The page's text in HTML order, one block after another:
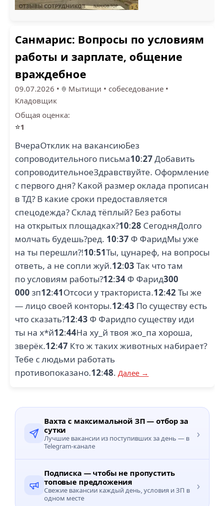
Санмарис: Вопросы по условиям
работы и зарплате, общение
враждебное
09.07.2026 • Мытищи • собеседование •
Кладовщик
Общая оценка:
⭐1
ВчераОтклик на вакансиюБез
сопроводительного письма10:27Добавить
сопроводительноеЗдравствуйте. Оформление
с первого дня? Какой размер оклада прописан
в ТД? В какие сроки предоставляется
спецодежда? Склад тёплый? Без работы
на открытых площадках?10:28 СегодняДолго
молчать будешь?ред. 10:37 Ф ФаридМы уже
на ты перешли?!10:51Ты, цунареф, на вопросы
ответь, а не сопли жуй.12:03 Так что там
по условиям работы?12:34 Ф Фарид300
000 зп12:41Отсоси у тракториста.12:42Ты же
— лицо своей конторы.12:43 По существу есть
что сказать?12:43 Ф Фаридпо существу иди
ты на х*й12:44На xy_й твоя жо_па хороша,
звеpёк.12:47 Кто ж таких животных набирает?
Тебе с людьми работать
противопоказано.12:48. Далее →
Вахта с максимальной ЗП — отбор за
сутки
Лучшие вакансии из поступивших за день — в
Telegram-канале
›
Подписка — чтобы не пропустить
топовые предложения
Свежие вакансии каждый день, условия и ЗП в
одном месте
›